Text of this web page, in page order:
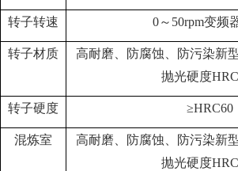
转子转速 0～50rpm变频
转子材质
高耐磨、防腐蚀、防污染新
抛光硬度
转子硬度 ≥HRC60
混炼室
高耐磨、防腐蚀、防污染新
抛光硬度